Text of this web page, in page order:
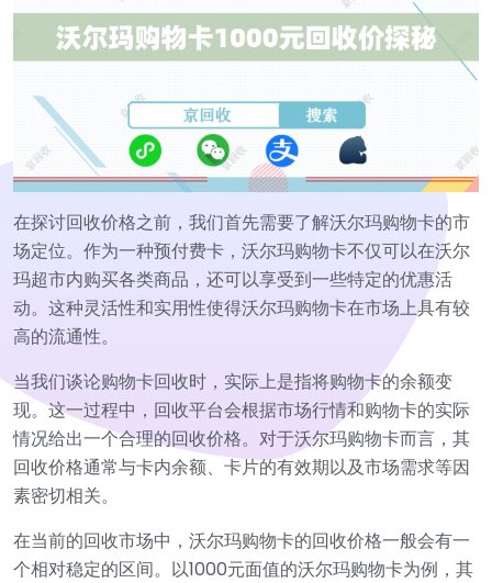
在探讨回收价格之前，我们首先需要了解沃尔玛购物卡的市
场定位。作为一种预付费卡，沃尔玛购物卡不仅可以在沃尔
玛超市内购买各类商品，还可以享受到一些特定的优惠活
动。这种灵活性和实用性使得沃尔玛购物卡在市场上具有较
高的流通性。
当我们谈论购物卡回收时，实际上是指将购物卡的余额变
现。这一过程中，回收平台会根据市场行情和购物卡的实际
情况给出一个合理的回收价格。对于沃尔玛购物卡而言，其
回收价格通常与卡内余额、卡片的有效期以及市场需求等因
素密切相关。
在当前的回收市场中，沃尔玛购物卡的回收价格一般会有一
个相对稳定的区间。以1000元面值的沃尔玛购物卡为例，其